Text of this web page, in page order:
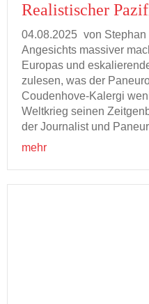
Rea­lis­ti­scher
04.08.2025 von Ste­phan
An­ge­sichts mas­si­ver
Eu­ro­pas und
zu­le­sen, was der
Coudenhove-​Kalergi
Welt­krieg sei­nen
der Jour­na­list und
mehr